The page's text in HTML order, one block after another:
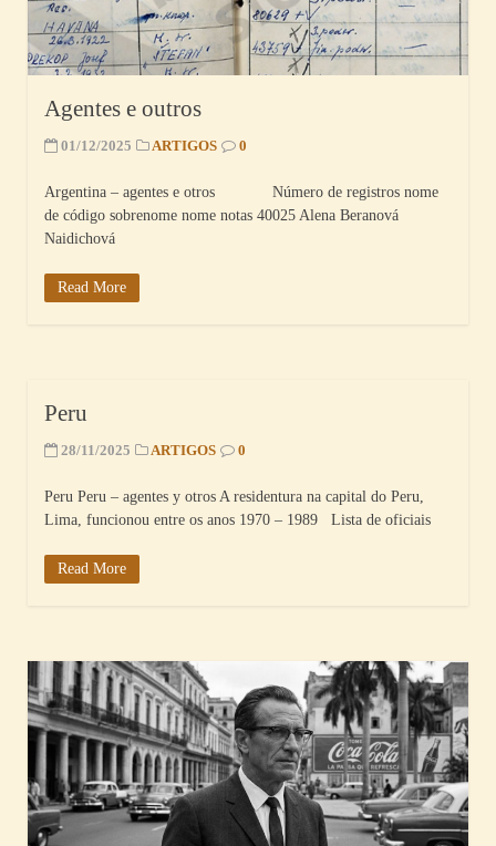
Agentes e outros
01/12/2025 ARTIGOS 0
Argentina – agentes e otros Número de registros nome
de código sobrenome nome notas 40025 Alena Beranová
Naidichová
Read More
Peru
28/11/2025 ARTIGOS 0
Peru Peru – agentes y otros A residentura na capital do Peru,
Lima, funcionou entre os anos 1970 – 1989 Lista de oficiais
Read More